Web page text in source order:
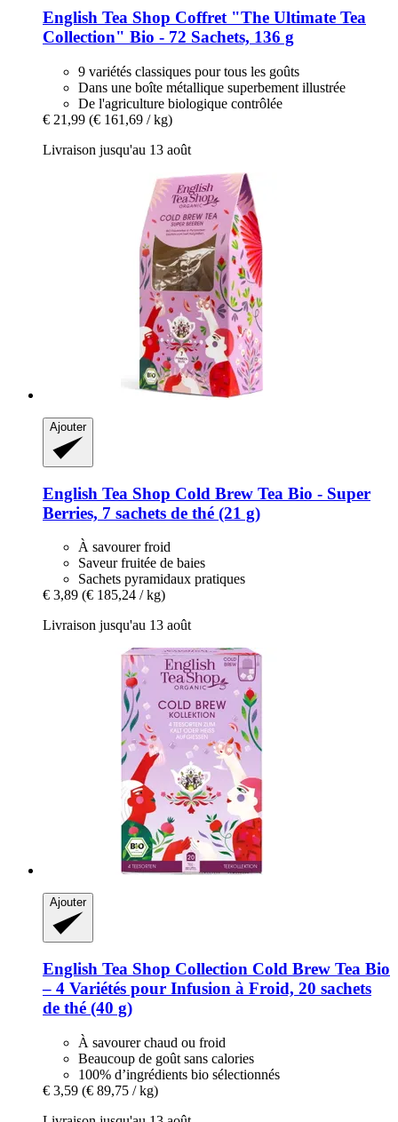
English Tea Shop Coffret "The Ultimate Tea
Collection" Bio -​ 72 Sachets, 136 g
9 variétés classiques pour tous les goûts
Dans une boîte métallique superbement illustrée
De l'agriculture biologique contrôlée
€ 21,99 (€ 161,69 / kg)
Livraison jusqu'au 13 août
Ajouter
English Tea Shop Cold Brew Tea Bio -​ Super
Berries, 7 sachets de thé (21 g)
À savourer froid
Saveur fruitée de baies
Sachets pyramidaux pratiques
€ 3,89 (€ 185,24 / kg)
Livraison jusqu'au 13 août
Ajouter
English Tea Shop Collection Cold Brew Tea Bio
– 4 Variétés pour Infusion à Froid, 20 sachets
de thé (40 g)
À savourer chaud ou froid
Beaucoup de goût sans calories
100% d’ingrédients bio sélectionnés
€ 3,59 (€ 89,75 / kg)